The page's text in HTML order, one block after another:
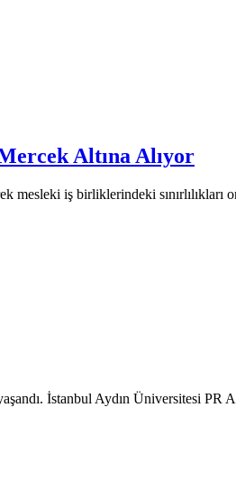
Altına Alıyor
iş birliklerindeki sınırlılıkları
İstanbul Aydın Üniversitesi PR